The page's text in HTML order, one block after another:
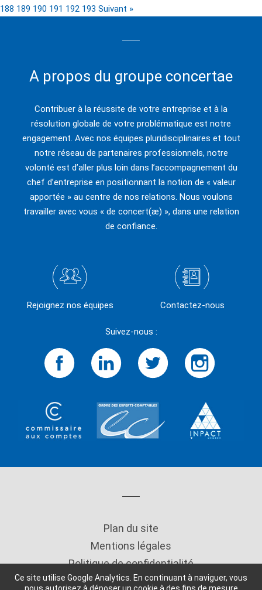
Ce site utilise Google Analytics. En continuant à naviguer, vous
188 189 190 191 192 193 Suivant »
A propos du groupe concertae
Contribuer à la réussite de votre entreprise et à la
résolution globale de votre problématique est notre
engagement. Avec nos équipes pluridisciplinaires et tout
notre réseau de partenaires professionnels, notre
volonté est d’aller plus loin dans l’accompagnement du
chef d’entreprise en positionnant la notion de « valeur
apportée » au centre de nos relations. Nous voulons
travailler avec vous « de concert(æ) », dans une relation
de confiance.
Suivez-nous :
Rejoignez nos équipes Contactez-nous
Plan du site
Mentions légales
Politique de confidentialité
Copyright